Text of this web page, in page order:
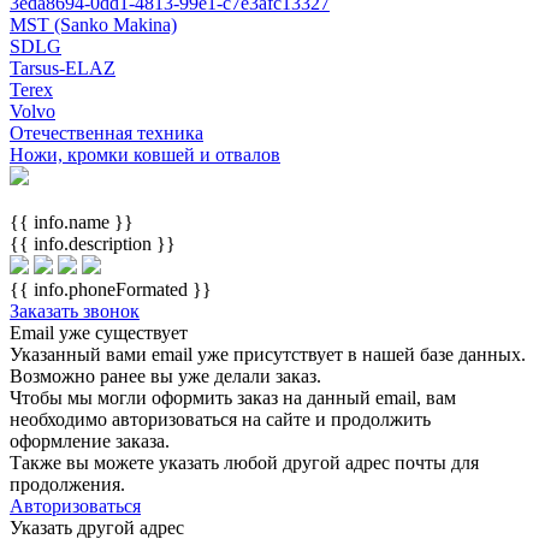
MST (Sanko Makina)
SDLG
Tarsus-ELAZ
Terex
Volvo
Отечественная техника
Ножи, кромки ковшей и отвалов
{{ info.name }}
{{ info.description }}
{{ info.phoneFormated }}
Заказать звонок
Email уже существует
Указанный вами email уже присутствует в нашей базе данных.
Возможно ранее вы уже делали заказ.
Чтобы мы могли оформить заказ на данный email, вам
необходимо авторизоваться на сайте и продолжить
оформление заказа.
Также вы можете указать любой другой адрес почты для
продолжения.
Авторизоваться
Указать другой адрес